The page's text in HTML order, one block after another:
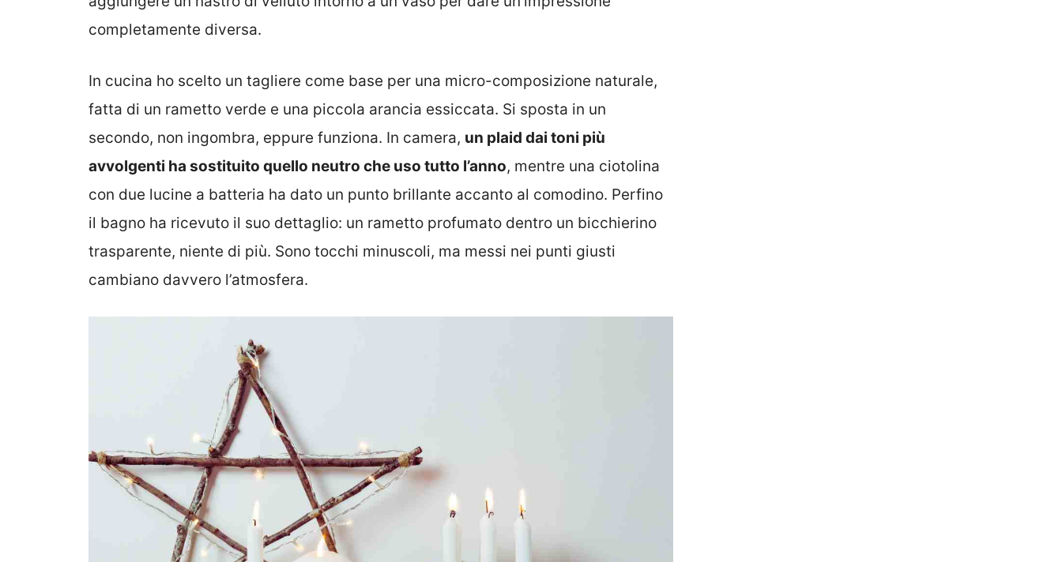
completamente diversa.
In cucina ho scelto un tagliere come base per una micro-composizione naturale,
fatta di un rametto verde e una piccola arancia essiccata. Si sposta in un
secondo, non ingombra, eppure funziona. In camera, un plaid dai toni più
avvolgenti ha sostituito quello neutro che uso tutto l’anno, mentre una ciotolina
con due lucine a batteria ha dato un punto brillante accanto al comodino. Perfino
il bagno ha ricevuto il suo dettaglio: un rametto profumato dentro un bicchierino
trasparente, niente di più. Sono tocchi minuscoli, ma messi nei punti giusti
cambiano davvero l’atmosfera.